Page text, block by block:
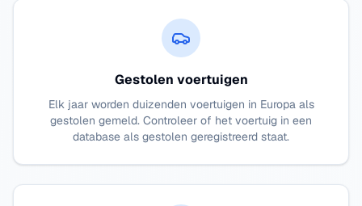
Gestolen voertuigen
Elk jaar worden duizenden voertuigen in Europa als
gestolen gemeld. Controleer of het voertuig in een
database als gestolen geregistreerd staat.